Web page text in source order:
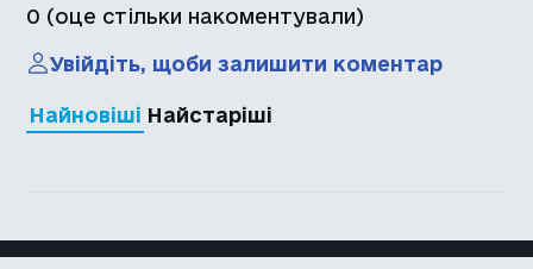
0 (оце стільки накоментували)
Увійдіть, щоби залишити коментар
Найновіші Найстаріші